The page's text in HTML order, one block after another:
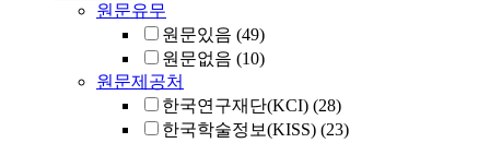
원문유무
원문있음 (49)
원문없음 (10)
원문제공처
한국연구재단(KCI) (28)
한국학술정보(KISS) (23)